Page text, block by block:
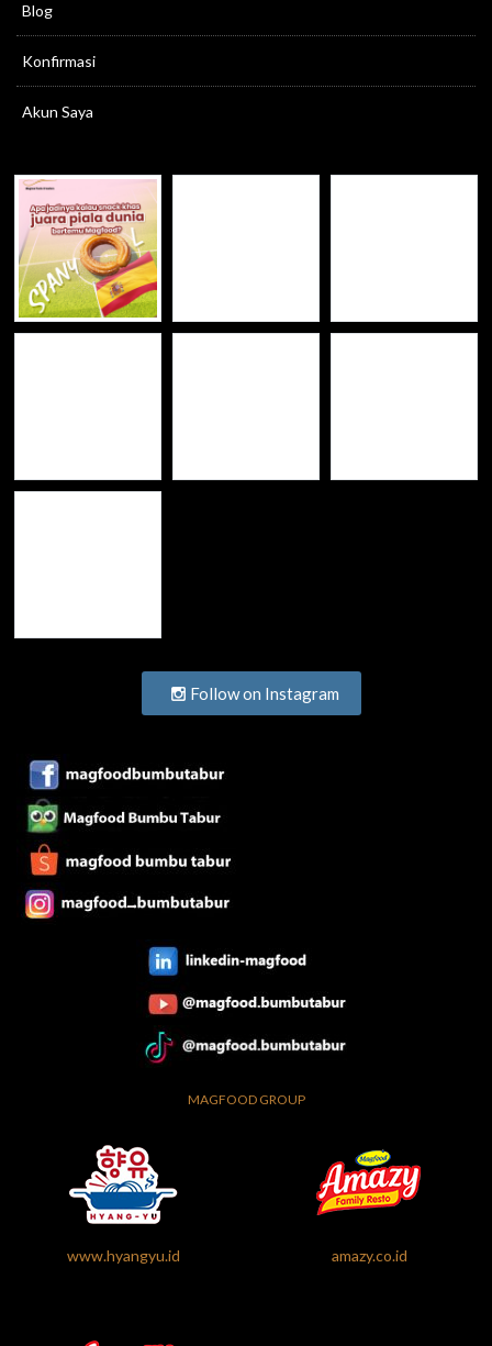
Blog
Konfirmasi
Akun Saya
Follow on Instagram
MAGFOOD GROUP
www.hyangyu.id amazy.co.id